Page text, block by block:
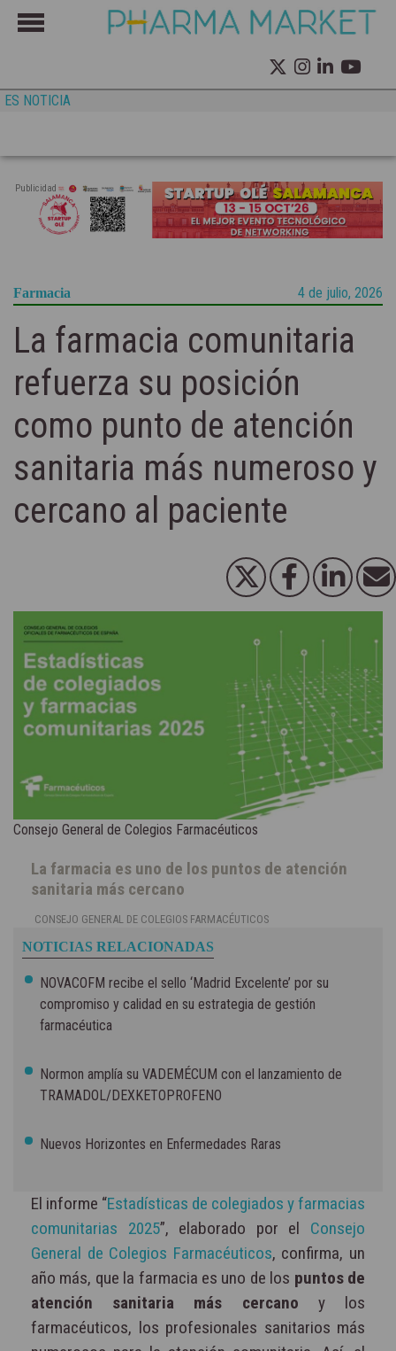
ES NOTICIA
Publicidad
Farmacia 4 de julio, 2026
La farmacia comunitaria
refuerza su posición
como punto de atención
sanitaria más numeroso y
cercano al paciente
Consejo General de Colegios Farmacéuticos
La farmacia es uno de los puntos de atención
sanitaria más cercano
CONSEJO GENERAL DE COLEGIOS FARMACÉUTICOS
NOTICIAS RELACIONADAS
NOVACOFM recibe el sello ‘Madrid Excelente’ por su
compromiso y calidad en su estrategia de gestión
farmacéutica
Normon amplía su VADEMÉCUM con el lanzamiento de
TRAMADOL/DEXKETOPROFENO
Nuevos Horizontes en Enfermedades Raras
El informe “Estadísticas de colegiados y farmacias
comunitarias 2025”, elaborado por el Consejo
General de Colegios Farmacéuticos, confirma, un
año más, que la farmacia es uno de los puntos de
atención sanitaria más cercano y los
farmacéuticos, los profesionales sanitarios más